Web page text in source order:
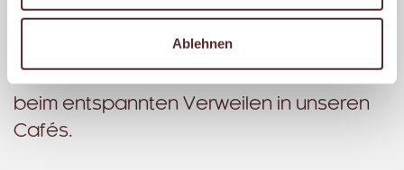
Ablehnen
gemeinsamen Frühstück oder
gemütlichen Kaffeekränzchen. Für den
beim entspannten Verweilen in unseren
Cafés.